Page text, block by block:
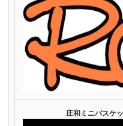
庄和ミニバスケ